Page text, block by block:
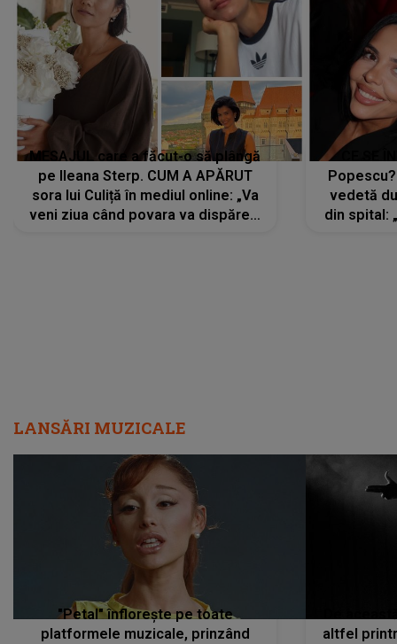
MESAJUL care a făcut-o să plângă
pe Ileana Sterp. CUM A APĂRUT
sora lui Culiță în mediul online: „Va
veni ziua când povara va dispărea,
vedetă
din spital:
LANSĂRI MUZICALE
"Petal" înflorește pe toate
platformele muzicale, prinzând
altfel